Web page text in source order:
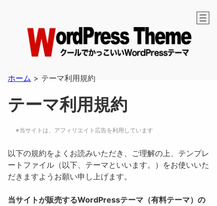
ホーム > テーマ利用規約
テーマ利用規約
※当サイトは、アフィリエイト広告を利用しています
以下の規約をよくお読みいただき、ご理解の上、テンプレ
ートファイル（以下、テーマといいます。）をお使いいた
だきますようお願い申し上げます。
当サイトが販売するWordPressテーマ（有料テーマ）の